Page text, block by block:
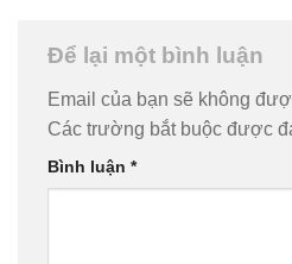
Để lại một bình luận
Email của bạn sẽ không
Các trường bắt buộc được
Bình luận *